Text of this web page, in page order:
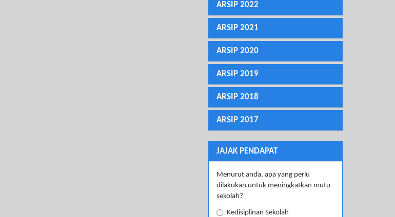
ARSIP 2022
ARSIP 2021
ARSIP 2020
ARSIP 2019
ARSIP 2018
ARSIP 2017
JAJAK PENDAPAT
Menurut anda, apa yang perlu
dilakukan untuk meningkatkan mutu
sekolah?
Kedisiplinan Sekolah